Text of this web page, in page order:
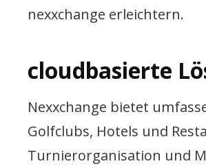
nexxchange erleichtern.
cloudbasierte
Nexxchange bietet
Golfclubs, Hotels und
Turnierorganisation und